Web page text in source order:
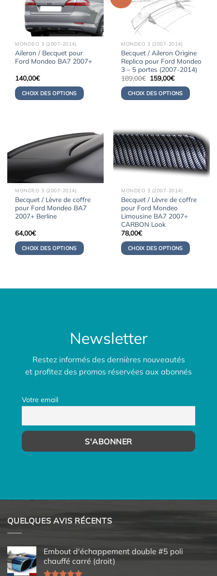
MONDEO 3 (2007-2014)
Aileron / Becquet pour
Ford Mondeo BA7 2007+
140,00€
CHOIX DES OPTIONS
MONDEO 3 (2007-2014)
Becquet / Aileron Origine
Replica pour Ford Mondeo
3 – 5 portes (2007-2014)
189,00€ Le
prix
initial
était :
189,00€.
159,00€Le
actuel
est :
159,00€.
CHOIX DES OPTIONS
MONDEO 3 (2007-2014)
Becquet / Lèvre de coffre
pour Ford Mondeo BA7
2007+ Berline
64,00€
CHOIX DES OPTIONS
MONDEO 3 (2007-2014)
Becquet / Lèvre de coffre
pour Ford Mondeo
Limousine BA7 2007+
CARBON Look
78,00€
CHOIX DES OPTIONS
Newsletter
Restez informés des dernières nouveautés
et profitez des promos réservées aux abonnés
Votre email
QUELQUES AVIS RÉCENTS
Embout d'échappement double #5 poli
chauffé carré (droit)